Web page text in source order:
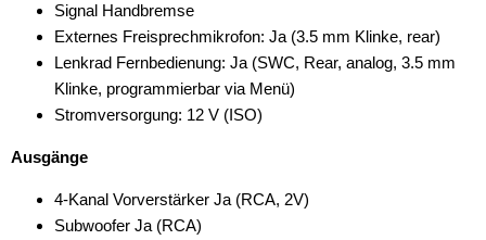
Signal Handbremse
Externes Freisprechmikrofon: Ja (3.5 mm Klinke, rear)
Lenkrad Fernbedienung: Ja (SWC, Rear, analog, 3.5 mm
Klinke, programmierbar via Menü)
Stromversorgung: 12 V (ISO)
Ausgänge
4-Kanal Vorverstärker Ja (RCA, 2V)
Subwoofer Ja (RCA)